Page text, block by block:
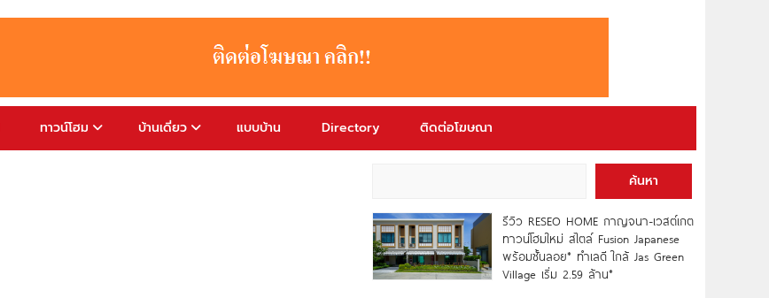
ทาวน์โฮม บ้านเดี่ยว แบบบ้าน Directory ติดต่อโฆษณา
ค้นหา
รีวิว RESEO HOME กาญจนา-เวสต์เกต
ทาวน์โฮมใหม่ สไตล์ Fusion Japanese
พร้อมชั้นลอย* ทำเลดี ใกล้ Jas Green
Village เริ่ม 2.59 ล้าน*